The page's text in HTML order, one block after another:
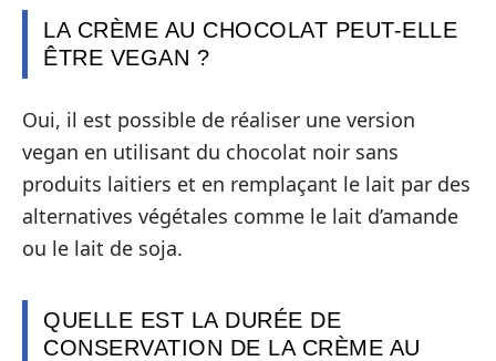
LA CRÈME AU CHOCOLAT PEUT-ELLE
ÊTRE VEGAN ?
Oui, il est possible de réaliser une version
vegan en utilisant du chocolat noir sans
produits laitiers et en remplaçant le lait par des
alternatives végétales comme le lait d’amande
ou le lait de soja.
QUELLE EST LA DURÉE DE
CONSERVATION DE LA CRÈME AU